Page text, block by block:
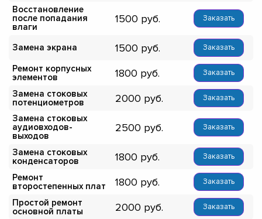
Восстановление
после попадания
влаги
1500 Заказать
Замена экрана 1500 Заказать
Ремонт корпусных
элементов
1800 Заказать
Замена стоковых
потенциометров
2000 Заказать
Замена стоковых
аудиовходов-
выходов
2500 Заказать
Замена стоковых
конденсаторов
1800 Заказать
Ремонт
второстепенных плат
1800 Заказать
Простой ремонт
основной платы
2000 Заказать